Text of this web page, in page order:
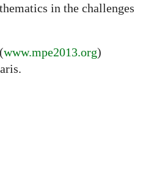
in the challenges
(www.mpe2013.org)